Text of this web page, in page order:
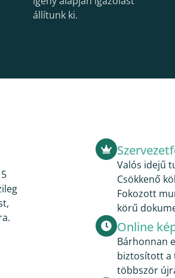
állítunk ki.
Valós idejű
Csökkenő
Fokozott
körű
Online
Bárhonnan
biztosított a
többször